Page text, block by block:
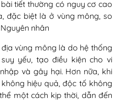
tiết thường có nguy cơ cao
đặc biệt là ở vùng mông, so
nhân
vùng mông là do hệ thống
yếu, tạo điều kiện cho vi
và gây hại. Hơn nữa, khi
hiệu quả, độc tố không
một cách kịp thời, dẫn đến